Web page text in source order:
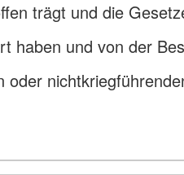
trägt und die
haben und von der